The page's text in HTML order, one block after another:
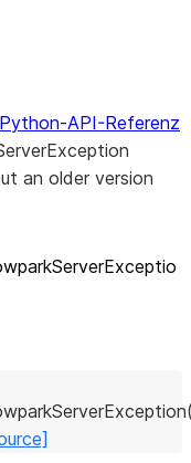
Python-API-Referenz
an older version